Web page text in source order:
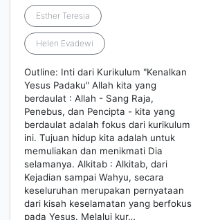
Esther Teresia
Helen Evadewi
Outline: Inti dari Kurikulum "Kenalkan
Yesus Padaku" Allah kita yang
berdaulat : Allah - Sang Raja,
Penebus, dan Pencipta - kita yang
berdaulat adalah fokus dari kurikulum
ini. Tujuan hidup kita adalah untuk
memuliakan dan menikmati Dia
selamanya. Alkitab : Alkitab, dari
Kejadian sampai Wahyu, secara
keseluruhan merupakan pernyataan
dari kisah keselamatan yang berfokus
pada Yesus. Melalui kur…